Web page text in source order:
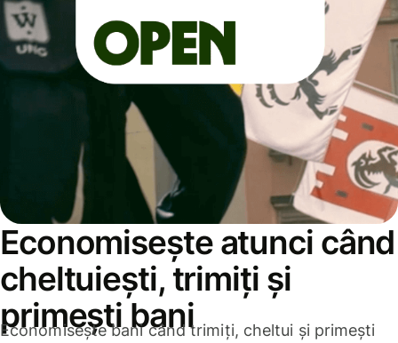
Economisește atunci când
cheltuiești, trimiți și
primești bani
Economisește bani când trimiți, cheltui și primești